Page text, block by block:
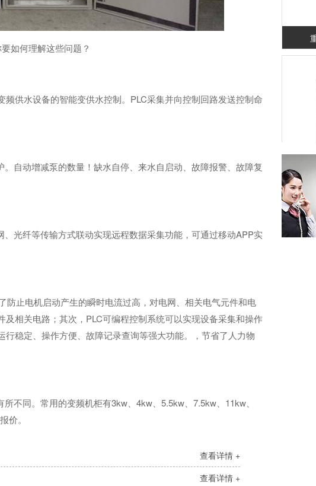
如何理解这些问题？
供水设备的智能变供水控制。PLC采集并向控制回路发送控制命
自动增减泵的数量！缺水自停、来水自启动、故障报警、故障复
光纤等传输方式联动实现远程数据采集功能，可通过移动APP实
止电机启动产生的瞬时电流过高，对电网、相关电气元件和电
相关电路；其次，PLC可编程控制系统可以实现设备采集和操作
稳定、操作方便、故障记录查询等强大功能。，节省了人力物
不同。常用的变频机柜有3kw、4kw、5.5kw、7.5kw、11kw、
价。
查看详情 +
查看详情 +